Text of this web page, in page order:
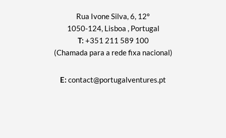
Rua Ivone Silva, 6, 12º
1050-124, Lisboa , Portugal
T: +351 211 589 100
(Chamada para a rede fixa nacional)
E: contact@portugalventures.pt